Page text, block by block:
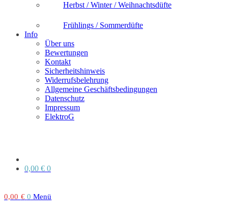
Herbst / Winter / Weihnachtsdüfte
Frühlings / Sommerdüfte
Info
Über uns
Bewertungen
Kontakt
Sicherheitshinweis
Widerrufsbelehrung
Allgemeine Geschäftsbedingungen
Datenschutz
Impressum
ElektroG
0,00 € 0
0,00 € 0 Menü